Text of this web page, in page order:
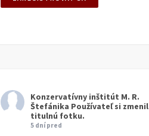
Konzervatívny inštitút M. R.
Štefánika Používateľ si zmenil
titulnú fotku.
5 dní pred